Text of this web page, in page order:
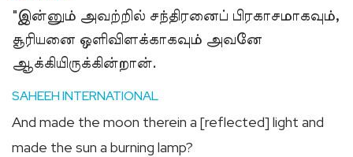
"இன்னும் அவற்றில் சந்திரனைப் பிரகாசமாகவும்,
சூரியனை ஒளிவிளக்காகவும் அவனே
ஆக்கியிருக்கின்றான்.
SAHEEH INTERNATIONAL
And made the moon therein a [reflected] light and
made the sun a burning lamp?